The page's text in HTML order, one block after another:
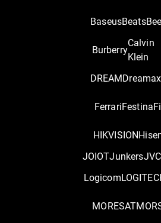
BaseusBeats
Burberry
Calvin
Klein
DREAM Dreamax
FerrariFestina
HIKVISION
JOIOTJunkersJVC
Logicom
MORESAT